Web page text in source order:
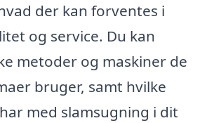
der kan forventes i
og service. Du kan
metoder og maskiner de
bruger, samt hvilke
med slamsugning i dit